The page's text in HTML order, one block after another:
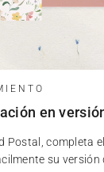
en
Postal, completa
su versión